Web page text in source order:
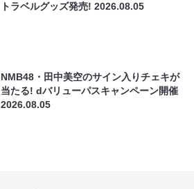
トラベルグッズ発売!2026.08.05
NMB48・田中美空のサイン入りチェキが
当たる! dバリューパスキャンペーン開催
2026.08.05